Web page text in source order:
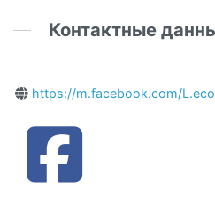
Контактные
https://m.facebook.com/